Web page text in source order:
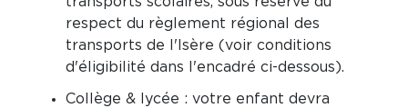
respect du règlement régional des
transports de l'Isère (voir conditions
d'éligibilité dans l'encadré ci-dessous).
Collège & lycée : votre enfant devra